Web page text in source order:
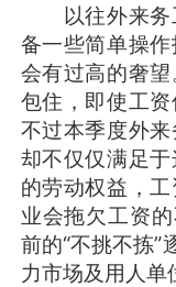
以往外来务
备一些简单操
会有过高的奢
包住，即使工资
不过本季度外
却不仅仅满足
的劳动权益，
业会拖欠工资
前的“不挑不拣”
力市场及用人单